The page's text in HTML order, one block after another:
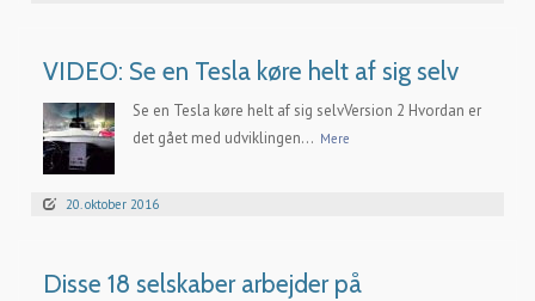
VIDEO: Se en Tesla køre helt af sig selv
Se en Tesla køre helt af sig selvVersion 2 Hvordan er
det gået med udviklingen... Mere
20. oktober 2016
Disse 18 selskaber arbejder på